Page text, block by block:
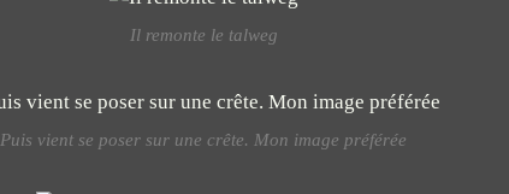
Il remonte le talweg
Puis vient se poser sur une crête. Mon image préférée